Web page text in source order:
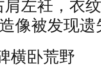
左衽，衣
像被发现遗
横卧荒野